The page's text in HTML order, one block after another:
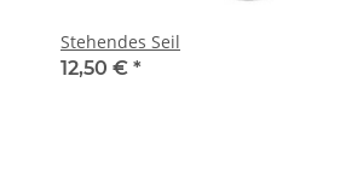
Stehendes Seil
12,50 € *